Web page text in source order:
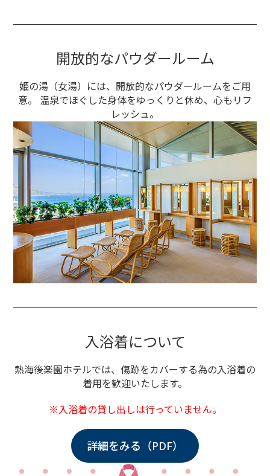
開放的なパウダールーム
姫の湯（女湯）には、開放的なパウダールームをご用
意。 温泉でほぐした身体をゆっくりと休め、心もリフ
レッシュ。
入浴着について
熱海後楽園ホテルでは、 傷跡をカバーする為の入浴着の
着用を歓迎いたします。
※入浴着の貸し出しは行っていません。
詳細をみる（PDF）